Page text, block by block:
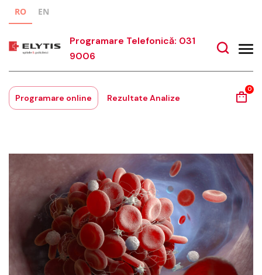
RO EN
Programare Telefonică: 031
9006
Programare online Rezultate Analize
0